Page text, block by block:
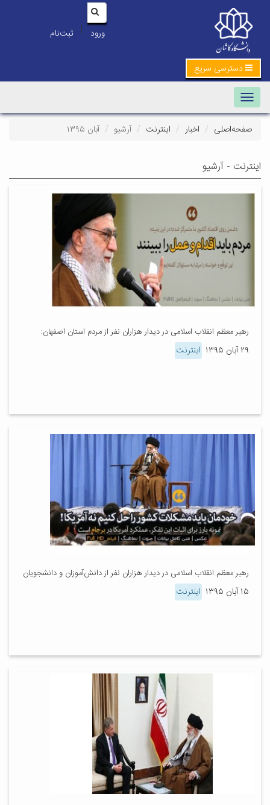
ورود | ثبت‌نام
دسترسی سریع
Toggle navigation
صفحه‌اصلی اخبار اینترنت آرشیو آبان ۱۳۹۵
اینترنت - آرشیو
رهبر معظم انقلاب اسلامی در دیدار هزاران نفر از مردم استان اصفهان:
۲۹ آبان ۱۳۹۵ اینترنت
رهبر معظم انقلاب اسلامی در دیدار هزاران نفر از دانش‌آموزان و دانشجویان
۱۵ آبان ۱۳۹۵ اینترنت